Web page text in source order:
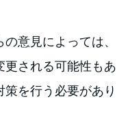
意見によっては、
更される可能性もあ
を行う必要があり